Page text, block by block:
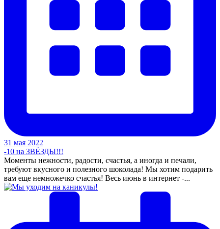
31 мая 2022
-10 на ЗВЁЗДЫ!!!
Моменты нежности, радости, счастья, а иногда и печали,
требуют вкусного и полезного шоколада! Мы хотим подарить
вам еще немножечко счастья! Весь июнь в интернет -...